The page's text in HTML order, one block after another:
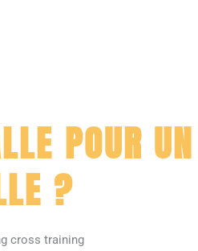
POUR
?